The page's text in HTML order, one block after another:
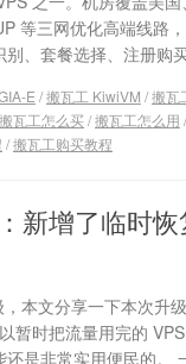
等三网优化高端线路
、套餐选择、注册购
E /搬瓦工 KiwiVM /搬瓦
搬瓦工怎么买/搬瓦工怎么用 /
/搬瓦工购买教程
新增了临时
本文分享一下本次升
暂时把流量用完的
是非常实用便民的。